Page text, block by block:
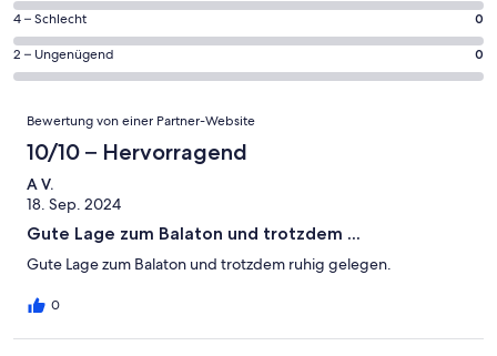
Gästebewertungen
haben
eine
Bewertung
10
6
Gästebewertungen
haben
Bewertung
Gut
von
insgesamt
6
Gästebewertungen
eine
Bewertung
Okay
0
von
insgesamt
Gästebewertungen
eine
Bewertung
von
Schlecht
4 – Schlecht 0
0
von
Gästebewertungen
eine
Bewertung
von
Ungenügend
2 – Ungenügend 0
Bewertungen
Bewertung von einer Partner-Website
10/10 – Hervorragend
A V.
18. Sep. 2024
Gute Lage zum Balaton und trotzdem ...
Gute Lage zum Balaton und trotzdem ruhig gelegen.
0